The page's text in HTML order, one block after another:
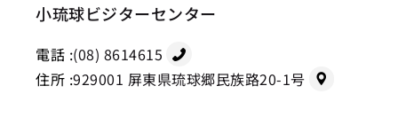
小琉球ビジターセンター
電話 :(08) 8614615
住所 :929001 屏東県琉球郷民族路20-1号